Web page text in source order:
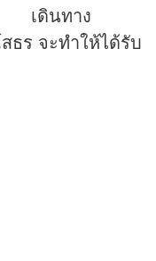
เดินทาง
ธร จะทำให้ได้รับ